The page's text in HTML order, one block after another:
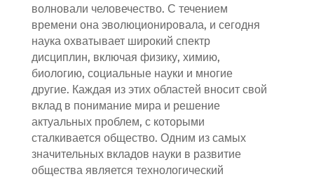
волновали человечество. С течением
времени она эволюционировала, и сегодня
наука охватывает широкий спектр
дисциплин, включая физику, химию,
биологию, социальные науки и многие
другие. Каждая из этих областей вносит свой
вклад в понимание мира и решение
актуальных проблем, с которыми
сталкивается общество. Одним из самых
значительных вкладов науки в развитие
общества является технологический